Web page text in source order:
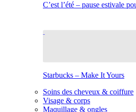
C’est l’été – pause estivale
Starbucks – Make It Yours
Soins des cheveux & coiffure
Visage & corps
Maquillage & ongles